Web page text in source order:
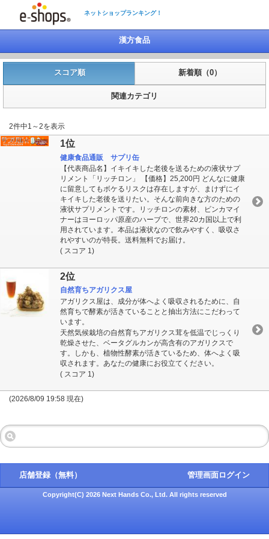
ネットショップランキング！
漢方食品
スコア順 新着順（0）
関連カテゴリ
2件中1～2を表示
1位
健康食品通販 サプリ缶
【代表商品名】イキイキした老後を送るための液状サプ
リメント「リッチロン」 【価格】25,200円 どんなに健康
に留意してもボケるリスクは存在しますが、まけずにイ
キイキした老後を送りたい。そんな前向きな方のための
液状サプリメントです。リッチロンの素材、ビンカマイ
ナーはヨーロッパ原産のハーブで、世界20カ国以上で利
用されています。本品は液状なので飲みやすく、吸収さ
れやすいのが特長。送料無料でお届け。
( スコア 1)
2位
自然育ちアガリクス屋
アガリクス屋は、成分が体へよく吸収されるために、自
然育ちで酵素が活きていることと抽出方法にこだわって
います。
天然気候栽培の自然育ちアガリクス茸を低温でじっくり
乾燥させた、ベータグルカンが高含有のアガリクスで
す。しかも、植物性酵素が活きているため、体へよく吸
収されます。あなたの健康にお役立てください。
( スコア 1)
(2026/8/09 19:58 現在)
店舗登録（無料） 管理画面ログイン
Copyright(C) 2026 Next Hands Co., Ltd. All rights reserved